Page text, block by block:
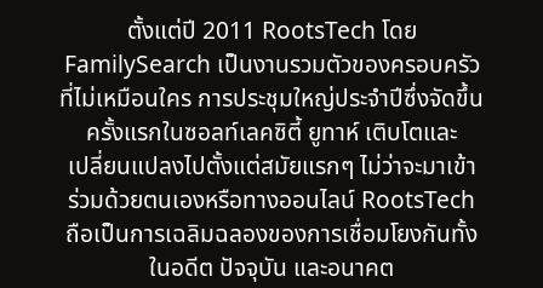
ตั้งแต่ปี 2011 RootsTech โดย
FamilySearch เป็นงานรวมตัวของครอบครัว
ที่ไม่เหมือนใคร การประชุมใหญ่ประจำปีซึ่งจัดขึ้น
ครั้งแรกในซอลท์เลคซิตี้ ยูทาห์ เติบโตและ
เปลี่ยนแปลงไปตั้งแต่สมัยแรกๆ ไม่ว่าจะมาเข้า
ร่วมด้วยตนเองหรือทางออนไลน์ RootsTech
ถือเป็นการเฉลิมฉลองของการเชื่อมโยงกันทั้ง
ในอดีต ปัจจุบัน และอนาคต